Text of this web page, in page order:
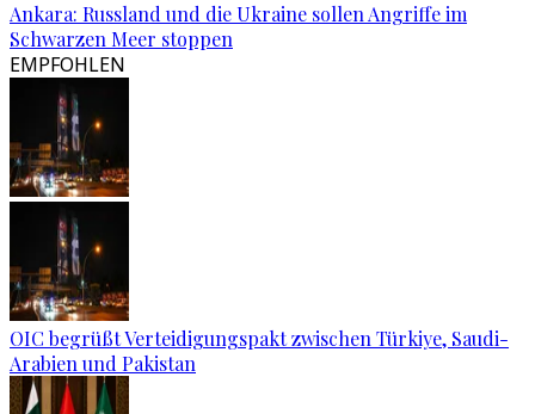
Ankara: Russland und die Ukraine sollen Angriffe im
Schwarzen Meer stoppen
EMPFOHLEN
OIC begrüßt Verteidigungspakt zwischen Türkiye, Saudi-
Arabien und Pakistan